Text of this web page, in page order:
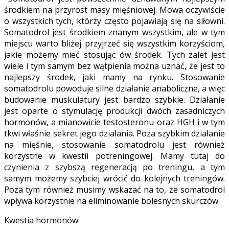
środkiem na przyrost masy mięśniowej. Mowa oczywiście
o wszystkich tych, którzy często pojawiają się na siłowni.
Somatodrol jest środkiem znanym wszystkim, ale w tym
miejscu warto bliżej przyjrzeć się wszystkim korzyściom,
jakie możemy mieć stosując ów środek. Tych zalet jest
wiele i tym samym bez wątpienia można uznać, że jest to
najlepszy środek, jaki mamy na rynku. Stosowanie
somatodrolu powoduje silne działanie anaboliczne, a więc
budowanie muskulatury jest bardzo szybkie. Działanie
jest oparte o stymulację produkcji dwóch zasadniczych
hormonów, a mianowicie testosteronu oraz HGH i w tym
tkwi właśnie sekret jego działania. Poza szybkim działanie
na mięśnie, stosowanie somatodrolu jest również
korzystne w kwestii potreningowej. Mamy tutaj do
czynienia z szybszą regeneracją po treningu, a tym
samym możemy szybciej wrócić do kolejnych treningów.
Poza tym również musimy wskazać na to, że somatodrol
wpływa korzystnie na eliminowanie bolesnych skurczów.
Kwestia hormonów